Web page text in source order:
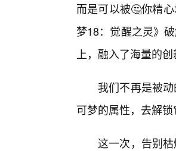
而是可以被🤔你精
梦18：觉醒之灵》
上，融入了海量的创
我们不再是被
可梦的属性，去解
这一次，告别